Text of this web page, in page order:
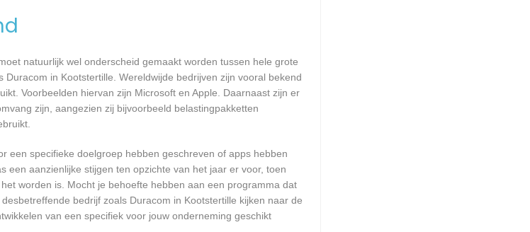
natuurlijk wel onderscheid gemaakt worden tussen hele grote
in Kootstertille. Wereldwijde bedrijven zijn vooral bekend
Voorbeelden hiervan zijn Microsoft en Apple. Daarnaast zijn er
zijn, aangezien zij bijvoorbeeld belastingpakketten
een specifieke doelgroep hebben geschreven of apps hebben
een aanzienlijke stijgen ten opzichte van het jaar er voor, toen
worden is. Mocht je behoefte hebben aan een programma dat
bedrijf zoals Duracom in Kootstertille kijken naar de
van een specifiek voor jouw onderneming geschikt